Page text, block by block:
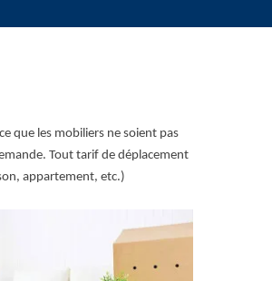
que les mobiliers ne soient pas
Tout tarif de déplacement
appartement, etc.)